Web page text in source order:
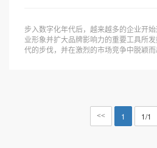
步入数字化年代后，越来越多的企业开
业形象并扩大品牌影响力的重要工具所
代的步伐，并在激烈的市场竞争中脱颖而
<< 1 1/1